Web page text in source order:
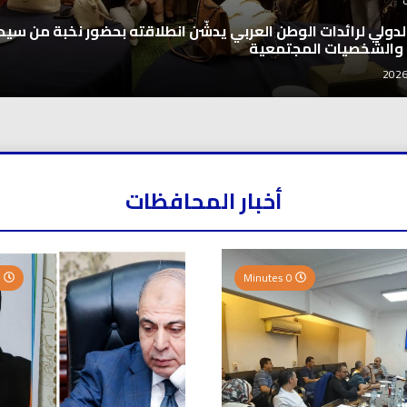
الدولي لرائدات الوطن العربي يدشّن انطلاقته بحضور نخبة من
والشخصيات المجتمعية
أخبار المحافظات